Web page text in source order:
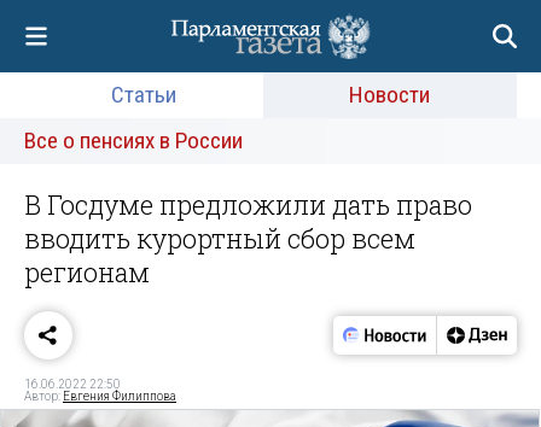
Статьи
Новости
Все о пенсиях в России
В Госдуме предложили дать право
вводить курортный сбор всем
регионам
16.06.2022 22:50
Автор: Евгения Филиппова